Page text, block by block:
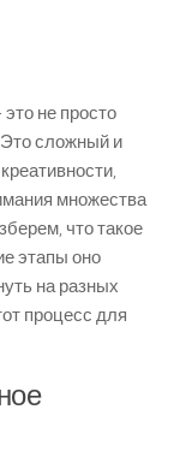
не просто
Это сложный и
множества
что такое
этапы оно
на разных
процесс для